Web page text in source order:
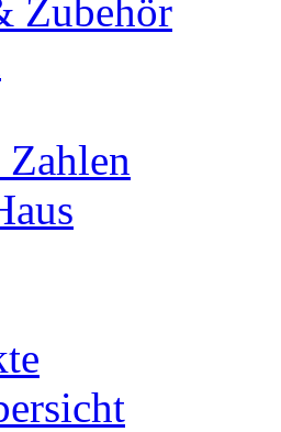
Zubehör